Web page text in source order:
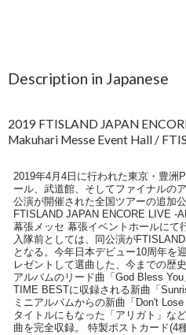
Description in Japanese
2019 FTISLAND JAPAN
Makuhari Messe Event Hall /
2019年4月4日に行われた東京・豊洲
ール、武道館、そしてファイナルの
公演が開催された全国ツアーの追加
FTISLAND JAPAN ENCORE LIVE -
幕張メッセ 幕張イベントホールにて
入隊前としては、同公演が
となる。今年日本デビュー10周年を
レゼントして選曲した、今までの歴
アルバムのリード曲「God Bless
TIME BESTに収録される新曲「
ミニアルバムからの新曲「Don't
タイトルにもなった「アリガト」な
曲を完全収録。 特製ポストカード(4